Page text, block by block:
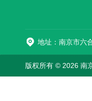
地址：南京市六
版权所有 © 2026 南